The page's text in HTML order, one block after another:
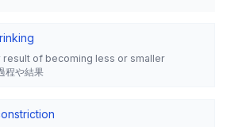
result of becoming less or smaller
程や結果